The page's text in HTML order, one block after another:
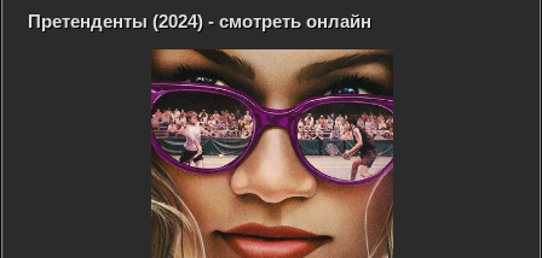
Претенденты (2024) - смотреть онлайн